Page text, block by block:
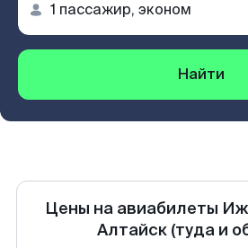
Найти
Цены на авиабилеты
Алтайск (туда и